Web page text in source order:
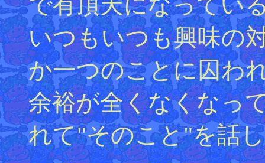
いつもいつも興味の
か一つのことに囚わ
余裕が全くなくなっ
れて"そのこと"を話